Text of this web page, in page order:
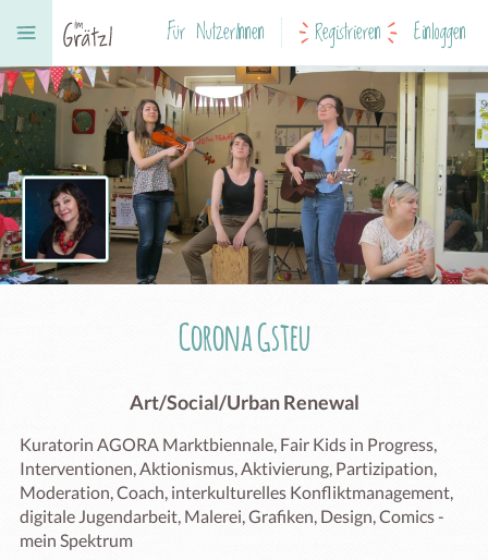
Für NutzerInnen Registrieren Einloggen
Corona Gsteu
Art/Social/Urban Renewal
Kuratorin AGORA Marktbiennale, Fair Kids in Progress,
Interventionen, Aktionismus, Aktivierung, Partizipation,
Moderation, Coach, interkulturelles Konfliktmanagement,
digitale Jugendarbeit, Malerei, Grafiken, Design, Comics -
mein Spektrum